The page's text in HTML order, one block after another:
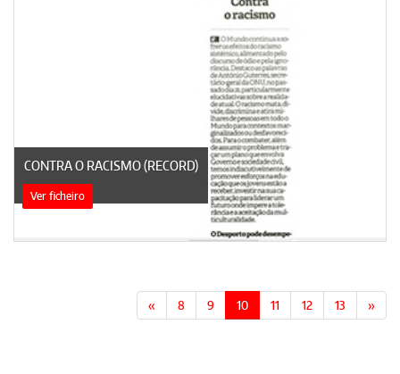
CONTRA O RACISMO (RECORD)
Ver ficheiro
« 8 9 10 11 12 13 »